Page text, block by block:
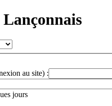
au site) :
jours